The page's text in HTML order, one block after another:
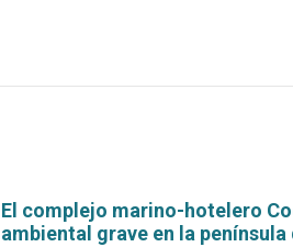
El complejo marino-hotelero
ambiental grave en la